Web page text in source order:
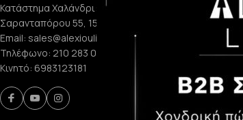
Κατάστημα Χαλάνδρι:
Σαρανταπόρου 55, 15232, Χαλάνδρι
Email: sales@alexioulighting.gr
Τηλέφωνο: 210 283 0072
Κινητό: 6983123181
Η
Blog